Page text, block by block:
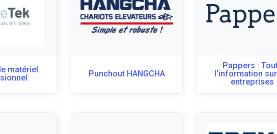
matériel
Punchout HANGCHA
Pappers :
l'information
entreprises